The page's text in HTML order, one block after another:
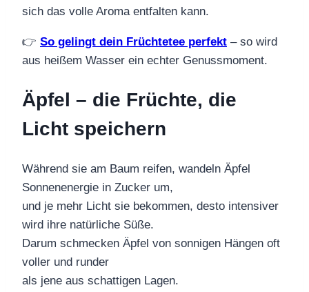
sich das volle Aroma entfalten kann.
👉 So gelingt dein Früchtetee perfekt – so wird
aus heißem Wasser ein echter Genussmoment.
Äpfel – die Früchte, die
Licht speichern
Während sie am Baum reifen, wandeln Äpfel
Sonnenenergie in Zucker um,
und je mehr Licht sie bekommen, desto intensiver
wird ihre natürliche Süße.
Darum schmecken Äpfel von sonnigen Hängen oft
voller und runder
als jene aus schattigen Lagen.